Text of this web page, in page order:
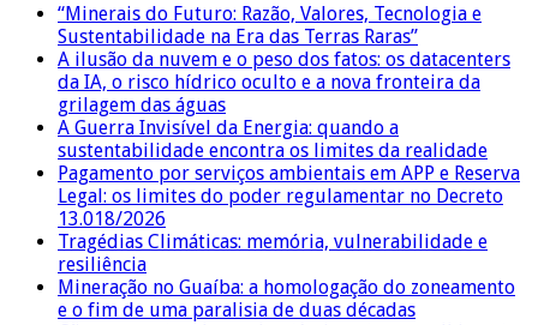
“Minerais do Futuro: Razão, Valores, Tecnologia e
Sustentabilidade na Era das Terras Raras”
A ilusão da nuvem e o peso dos fatos: os datacenters
da IA, o risco hídrico oculto e a nova fronteira da
grilagem das águas
A Guerra Invisível da Energia: quando a
sustentabilidade encontra os limites da realidade
Pagamento por serviços ambientais em APP e Reserva
Legal: os limites do poder regulamentar no Decreto
13.018/2026
Tragédias Climáticas: memória, vulnerabilidade e
resiliência
Mineração no Guaíba: a homologação do zoneamento
e o fim de uma paralisia de duas décadas